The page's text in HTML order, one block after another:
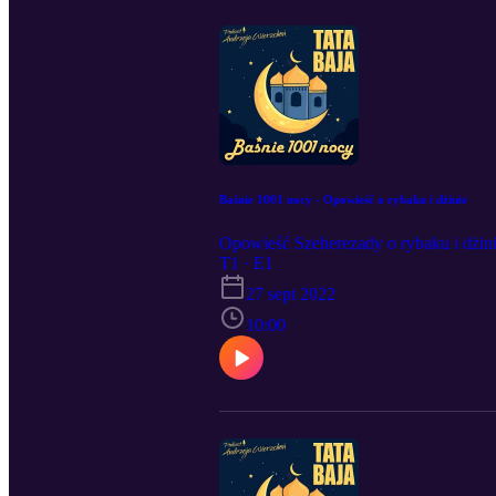
Baśnie 1001 nocy - Opowieść o rybaku i dżinie
Opowieść Szeherezady o rybaku i
T1 · E1
27 sept 2022
10:00